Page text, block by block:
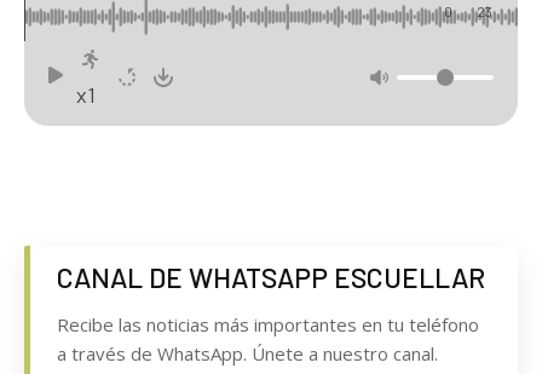
572.000 euros con cargo al remanente de tesorería 0 23
x1
CANAL DE WHATSAPP ESCUELLAR
Recibe las noticias más importantes en tu teléfono
a través de WhatsApp. Únete a nuestro canal.